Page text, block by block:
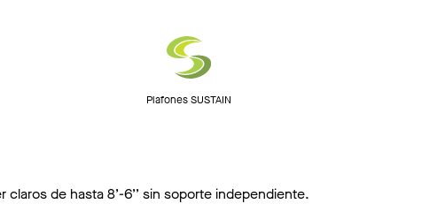
Plafones SUSTAIN
de hasta 8’-6’’ sin soporte independiente.